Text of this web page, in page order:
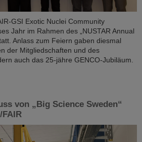
GSI Exotic Nuclei Community
Jahr im Rahmen des „NUSTAR Annual
Anlass zum Feiern gaben diesmal
der Mitgliedschaften und des
auch das 25-jähre GENCO-Jubiläum.
von „Big Science Sweden“